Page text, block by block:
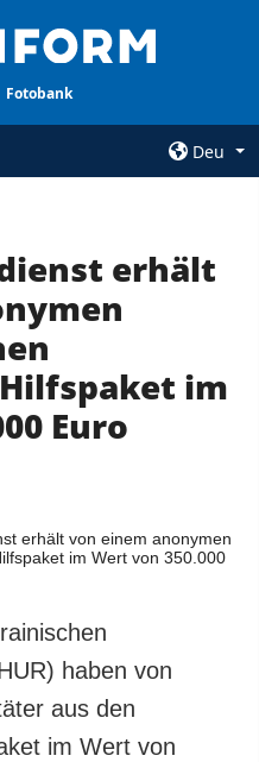
Fotobank
Deu
AGENTUR
Über uns
services
Politik zur
Vertraulichkeit
erhält
im
Euro
haben von
aus den
im Wert von